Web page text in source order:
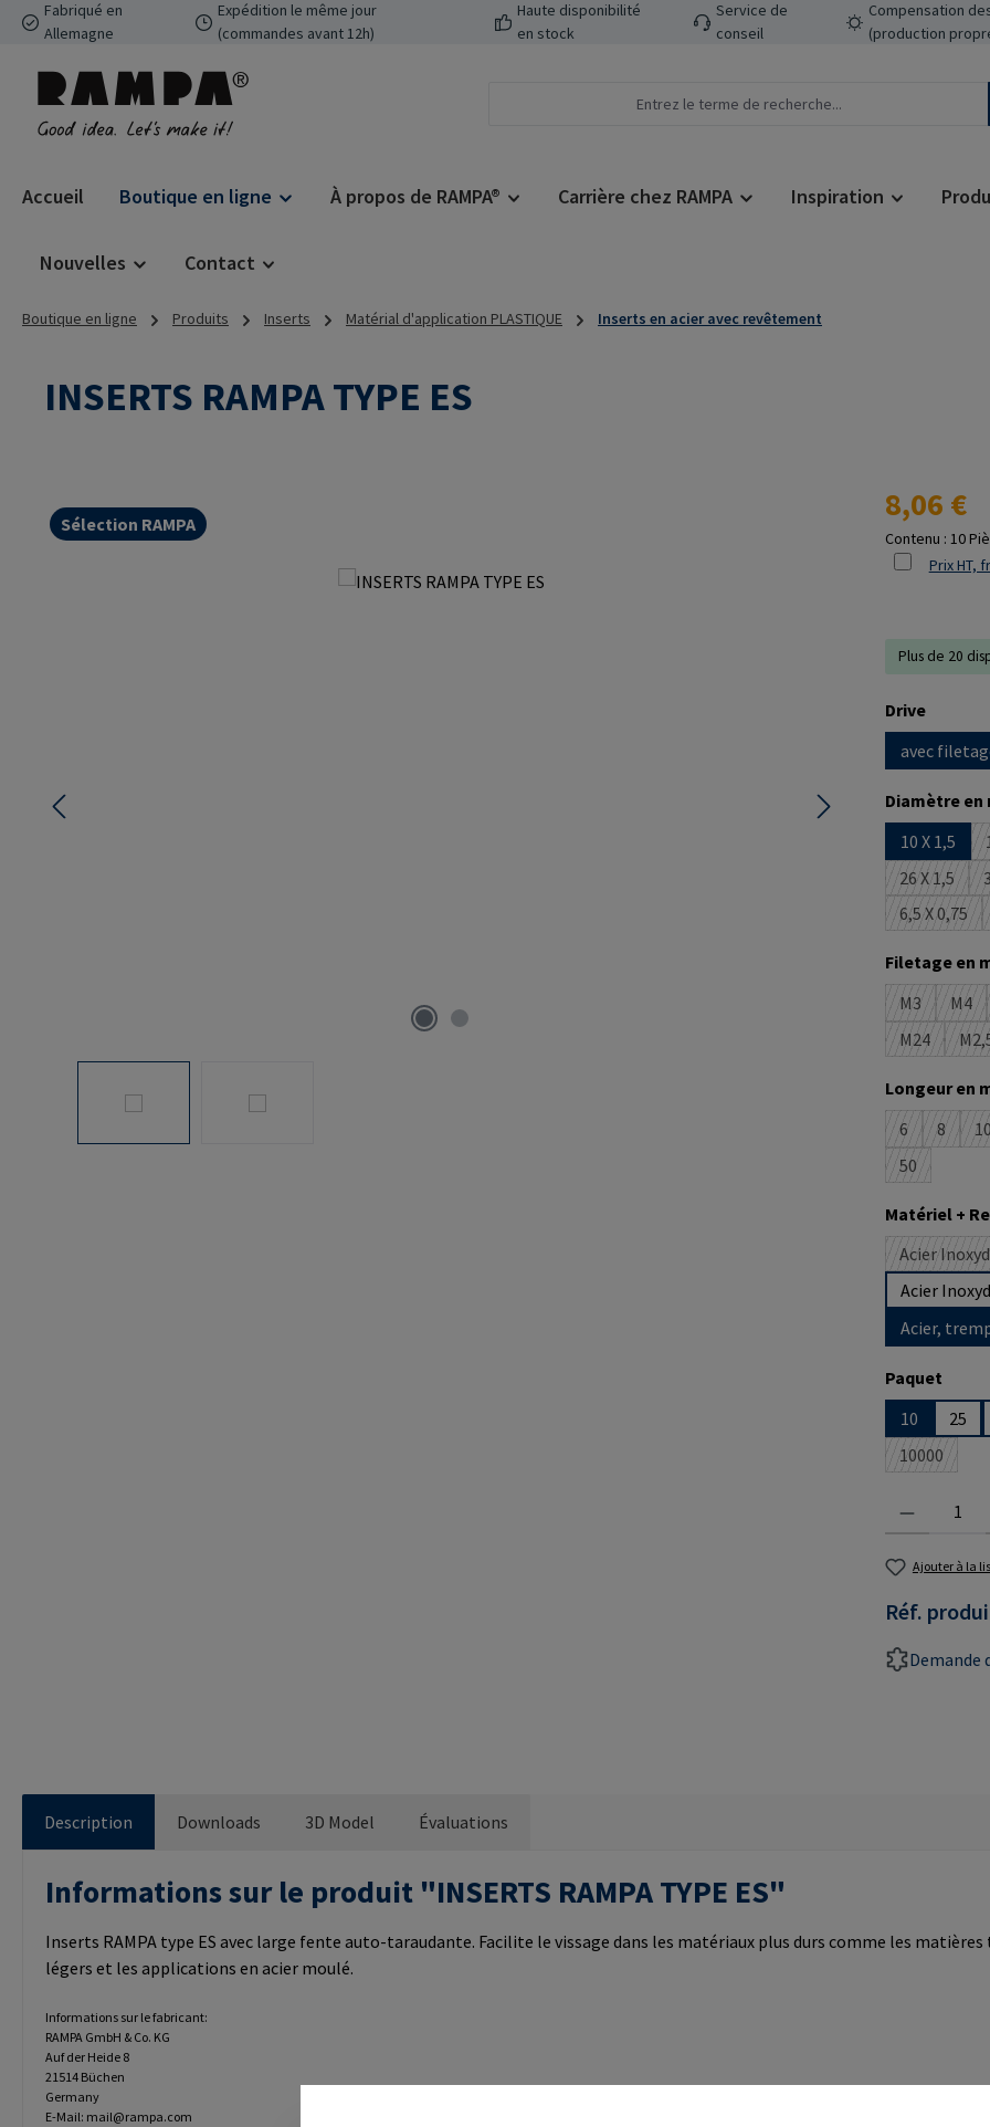
au contenu principal
Passer à la recherche
Passer à la navigation principale
Fabriqué en
Allemagne
Expédition le même jour
(commandes avant 12h)
Haute disponibilité
en stock
Service de
conseil
Compensation
(production
Accueil Boutique en ligne À propos de RAMPA® Carrière chez RAMPA Inspiration
Nouvelles Contact
Boutique en ligne Produits Inserts Matérial d'application PLASTIQUE Inserts en acier avec revêtement
INSERTS RAMPA TYPE ES
Sélection RAMPA
Prix régulier :
8,06 €
Contenu : 10
Prix HT,
Plus de 20
Sélectionnez
Drive
avec
Diamètre en
10 X 1,5
26 X 1,5
(Cette
6,5 X 0,75
(Cette
Filetage en
M3
(Cette
M4
M24
(Cette
Longeur en
6
(Cette
8
(Cette
10
50
(Cette
Matériel +
Acier
Acier
Acier,
Sélectionnez
Paquet
10
25
10000
(Cette
Ajouter à la
Réf.
Description Downloads 3D Model Évaluations
Informations sur le produit "INSERTS RAMPA TYPE ES"
Inserts RAMPA type ES avec large fente auto-taraudante. Facilite le vissage dans les matériaux plus durs comme les
légers et les applications en acier moulé.
Informations sur le fabricant:
RAMPA GmbH & Co. KG
Auf der Heide 8
21514 Büchen
Germany
E-Mail: mail@rampa.com